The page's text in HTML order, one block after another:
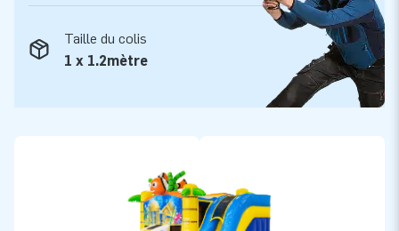
Taille du colis
1 x 1.2mètre